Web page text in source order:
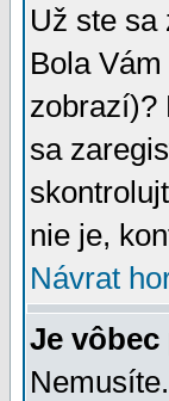
Už ste sa
Bola
zobrazí)?
sa
nie je,
Návrat
Je